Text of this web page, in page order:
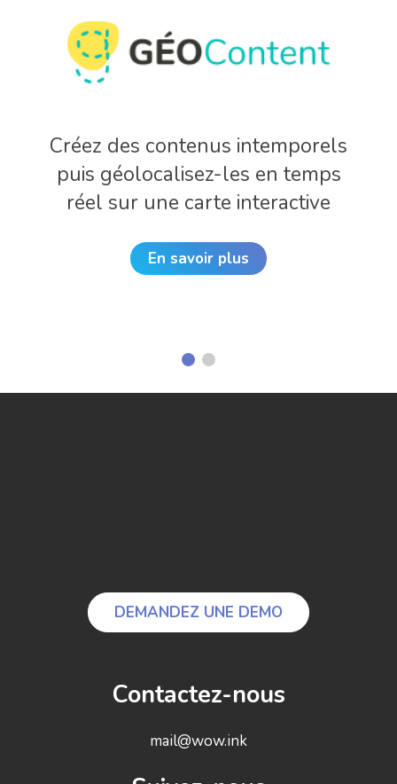
Créez des contenus intemporels
puis géolocalisez-les en temps
réel sur une carte interactive
En savoir plus
DEMANDEZ UNE DEMO
Contactez-nous
mail@wow.ink